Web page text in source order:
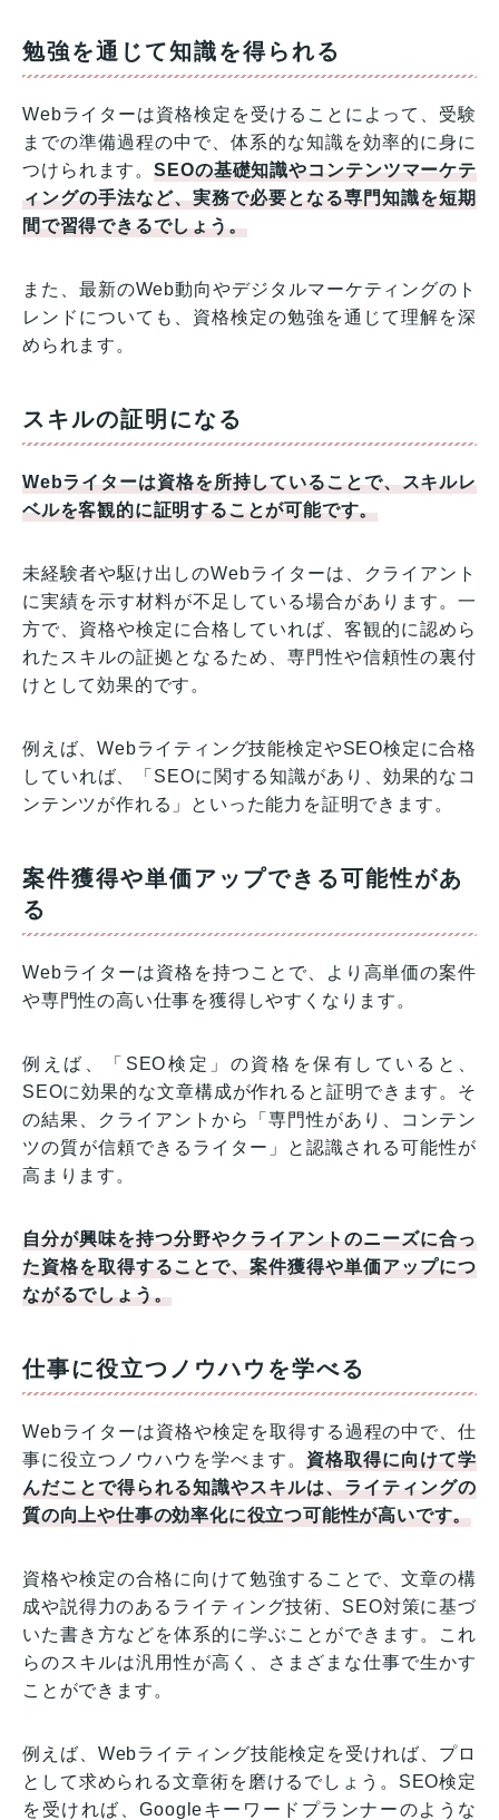
勉強を通じて知識を得られる
Webライターは資格検定を受けることによって、受験
までの準備過程の中で、体系的な知識を効率的に身に
つけられます。SEOの基礎知識やコンテンツマーケテ
ィングの手法など、実務で必要となる専門知識を短期
間で習得できるでしょう。
また、最新のWeb動向やデジタルマーケティングのト
レンドについても、資格検定の勉強を通じて理解を深
められます。
スキルの証明になる
Webライターは資格を所持していることで、スキルレ
ベルを客観的に証明することが可能です。
未経験者や駆け出しのWebライターは、クライアント
に実績を示す材料が不足している場合があります。一
方で、資格や検定に合格していれば、客観的に認めら
れたスキルの証拠となるため、専門性や信頼性の裏付
けとして効果的です。
例えば、Webライティング技能検定やSEO検定に合格
していれば、「SEOに関する知識があり、効果的なコ
ンテンツが作れる」といった能力を証明できます。
案件獲得や単価アップできる可能性があ
る
Webライターは資格を持つことで、より高単価の案件
や専門性の高い仕事を獲得しやすくなります。
例えば、「SEO検定」の資格を保有していると、
SEOに効果的な文章構成が作れると証明できます。そ
の結果、クライアントから「専門性があり、コンテン
ツの質が信頼できるライター」と認識される可能性が
高まります。
自分が興味を持つ分野やクライアントのニーズに合っ
た資格を取得することで、案件獲得や単価アップにつ
ながるでしょう。
仕事に役立つノウハウを学べる
Webライターは資格や検定を取得する過程の中で、仕
事に役立つノウハウを学べます。資格取得に向けて学
んだことで得られる知識やスキルは、ライティングの
質の向上や仕事の効率化に役立つ可能性が高いです。
資格や検定の合格に向けて勉強することで、文章の構
成や説得力のあるライティング技術、SEO対策に基づ
いた書き方などを体系的に学ぶことができます。これ
らのスキルは汎用性が高く、さまざまな仕事で生かす
ことができます。
例えば、Webライティング技能検定を受ければ、プロ
として求められる文章術を磨けるでしょう。SEO検定
を受ければ、Googleキーワードプランナーのような